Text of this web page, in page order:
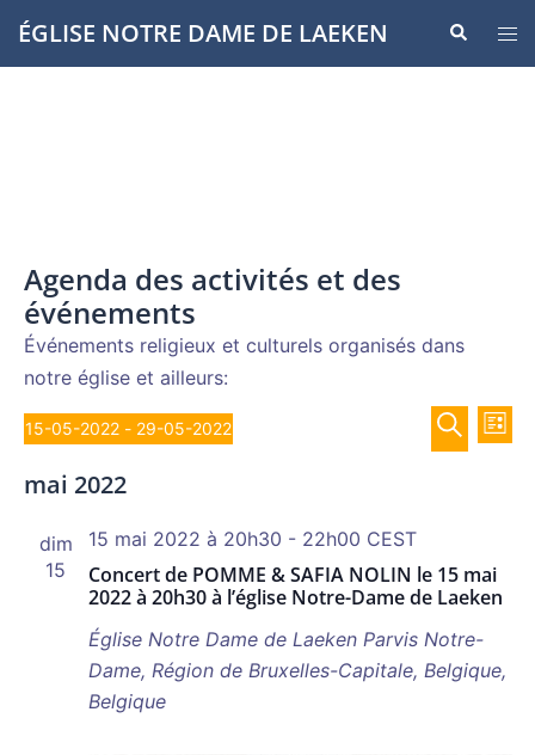
Aller
auÉGLISE NOTRE DAME DE LAEKEN
le
Agenda des activités et des
événements
Événements religieux et culturels organisés dans
notre église et ailleurs:
Évènements
et
de
LISTE
15-05-2022 - 29-05-2022
une
mai 2022
dim
15
Concert de POMME & SAFIA NOLIN le 15 mai
2022 à 20h30 à l’église Notre-Dame de Laeken
15 mai 2022 à 20h30 - 22h00 CEST
Église Notre Dame de Laeken Parvis Notre-
Dame, Région de Bruxelles-Capitale, Belgique,
Belgique